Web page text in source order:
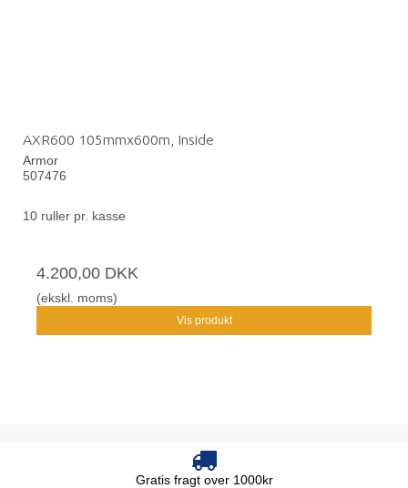
AXR600 105mmx600m, Inside
Armor
507476
10 ruller pr. kasse
4.200,00 DKK
(ekskl. moms)
Vis produkt
Gratis fragt over 1000kr